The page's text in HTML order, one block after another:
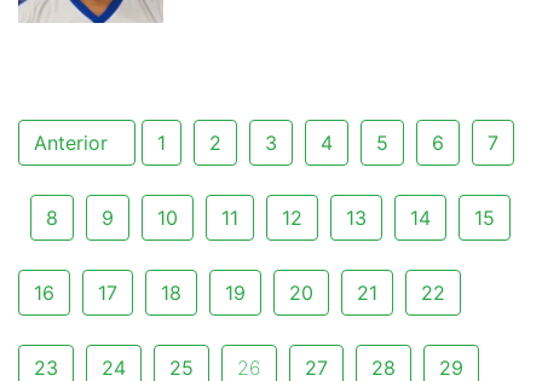
Anterior 1 2 3 4 5 6 7
8 9 10 11 12 13 14 15
16 17 18 19 20 21 22
23 24 25 26 27 28 29